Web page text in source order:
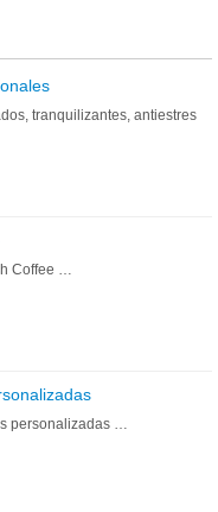
tranquilizantes, antiestres
Coffee …
personalizadas …